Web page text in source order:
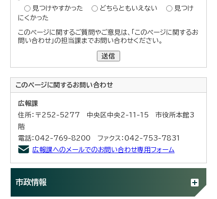
見つけやすかった
どちらともいえない
見つけ
にくかった
このページに関するご質問やご意見は、「このページに関するお
問い合わせ」の担当課までお問い合わせください。
送信
このページに関するお問い合わせ
広報課
住所：〒252-5277 中央区中央2-11-15 市役所本館3
階
電話：042-769-8200 ファクス：042-753-7831
広報課へのメールでのお問い合わせ専用フォーム
市政情報